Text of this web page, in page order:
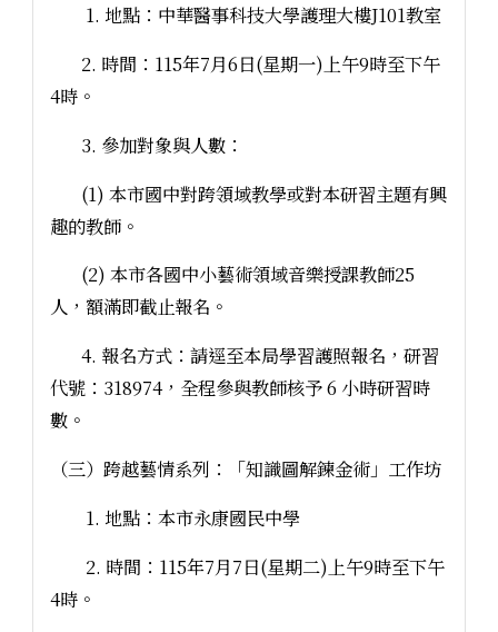
1. 地點：中華醫事科技大學護理大樓J101教室
2. 時間：115年7月6日(星期一)上午9時至下午
4時。
3. 參加對象與人數：
(1) 本市國中對跨領域教學或對本研習主題有興
趣的教師。
(2) 本市各國中小藝術領域音樂授課教師25
人，額滿即截止報名。
4. 報名方式：請逕至本局學習護照報名，研習
代號：318974，全程參與教師核予 6 小時研習時
數。
（三）跨越藝情系列：「知識圖解鍊金術」工作坊
1. 地點：本市永康國民中學
2. 時間：115年7月7日(星期二)上午9時至下午
4時。